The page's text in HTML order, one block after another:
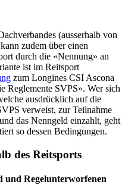
(ausserhalb von
zudem über einen
durch die «Nennung» an
ist im Reitsport
zum Longines CSI Ascona
Reglemente SVPS». Wer sich
ausdrücklich auf die
verweist, zur Teilnahme
das Nenngeld einzahlt, geht
so dessen Bedingungen.
des Reitsports
und Regelunterworfenen